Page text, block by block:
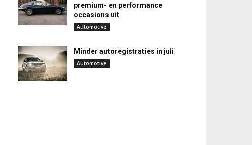
premium- en performance
occasions uit
Automotive
Minder autoregistraties in juli
Automotive